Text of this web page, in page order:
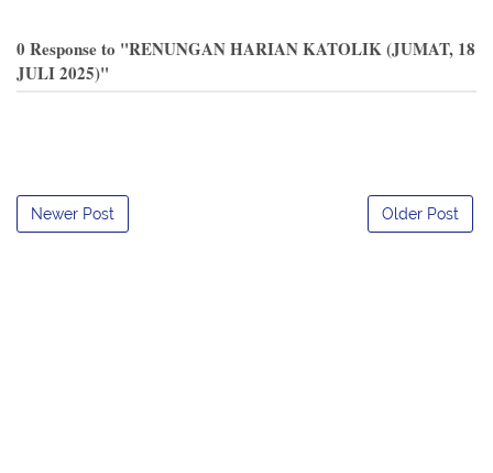
0 Response to "RENUNGAN HARIAN KATOLIK (JUMAT, 18
JULI 2025)"
Newer Post Older Post